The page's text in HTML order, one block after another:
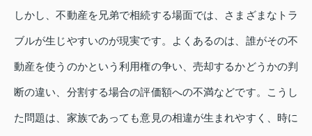
しかし、不動産を兄弟で相続する場面では、さまざまなトラ
ブルが生じやすいのが現実です。よくあるのは、誰がその不
動産を使うのかという利用権の争い、売却するかどうかの判
断の違い、分割する場合の評価額への不満などです。こうし
た問題は、家族であっても意見の相違が生まれやすく、時に